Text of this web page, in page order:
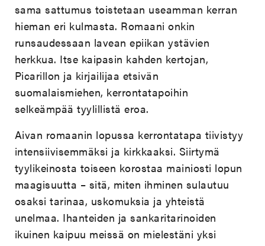
sama sattumus toistetaan useamman kerran
hieman eri kulmasta. Romaani onkin
runsaudessaan lavean epiikan ystävien
herkkua. Itse kaipasin kahden kertojan,
Picarillon ja kirjailijaa etsivän
suomalaismiehen, kerrontatapoihin
selkeämpää tyylillistä eroa.
Aivan romaanin lopussa kerrontatapa tiivistyy
intensiivisemmäksi ja kirkkaaksi. Siirtymä
tyylikeinosta toiseen korostaa mainiosti lopun
maagisuutta – sitä, miten ihminen sulautuu
osaksi tarinaa, uskomuksia ja yhteistä
unelmaa. Ihanteiden ja sankaritarinoiden
ikuinen kaipuu meissä on mielestäni yksi